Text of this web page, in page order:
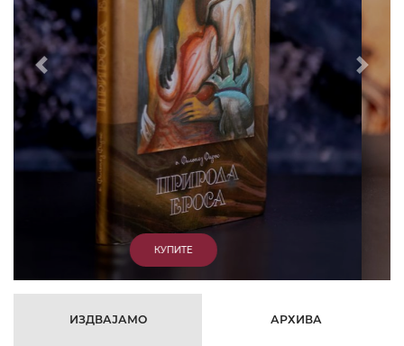
КУПИТЕ
Prethodni
ИЗДВАЈАМО АРХИВА